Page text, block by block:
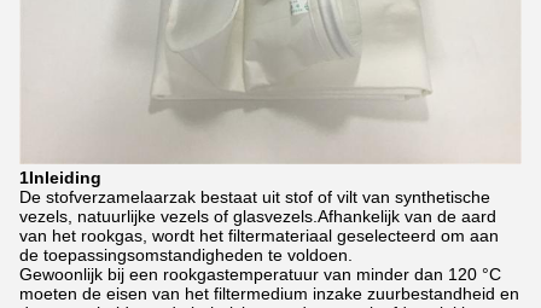
1Inleiding
De stofverzamelaarzak bestaat uit stof of vilt van synthetische
vezels, natuurlijke vezels of glasvezels.Afhankelijk van de aard
van het rookgas, wordt het filtermateriaal geselecteerd om aan
de toepassingsomstandigheden te voldoen.
Gewoonlijk bij een rookgastemperatuur van minder dan 120 °C
moeten de eisen van het filtermedium inzake zuurbestandheid en